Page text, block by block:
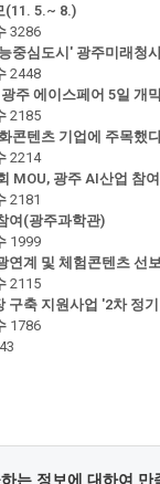
(11. 5.~ 8.)
3286
중심도시' 광주미래청
2448
주 에이스페어 5일 개
2185
콘텐츠 기업에 주목했
2214
MOU, 광주 AI산업 참여
2181
여(광주과학관)
1999
연계 및 체험콘텐츠 선
2115
구축 지원사업 '2차 정기
1786
43